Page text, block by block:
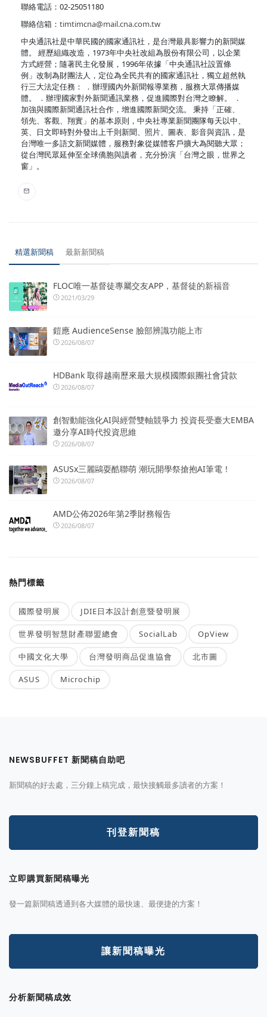
聯絡電話：02-25051180
聯絡信箱： timtimcna@mail.cna.com.tw
中央通訊社是中華民國的國家通訊社，是台灣最具影響力的新聞媒
體。 經歷組織改造，1973年中央社改組為股份有限公司，以企業
方式經營；隨著民主化發展，1996年依據「中央通訊社設置條
例」改制為財團法人，定位為全民共有的國家通訊社，獨立超然執
行三大法定任務： ．辦理國內外新聞報導業務，服務大眾傳播媒
體。 ．辦理國家對外新聞通訊業務，促進國際對台灣之瞭解。 ．
加強與國際新聞通訊社合作，增進國際新聞交流。 秉持「正確、
領先、客觀、翔實」的基本原則，中央社專業新聞團隊每天以中、
英、日文即時對外發出上千則新聞、照片、圖表、影音與資訊，是
台灣唯一多語文新聞媒體，服務對象從媒體客戶擴大為閱聽大眾；
從台灣民眾延伸至全球僑胞與讀者，充分扮演「台灣之眼，世界之
窗」。
精選新聞稿 最新新聞稿
FLOC唯一基督徒專屬交友APP，基督徒的新福音
2021/03/29
鎧應 AudienceSense 臉部辨識功能上市
2026/08/07
HDBank 取得越南歷來最大規模國際銀團社會貸款
2026/08/07
創智動能強化AI與經營雙軸競爭力 投資長受臺大EMBA
邀分享AI時代投資思維
2026/08/07
ASUSx三麗鷗耍酷聯萌 潮玩開學祭搶抱AI筆電！
2026/08/07
AMD公佈2026年第2季財務報告
2026/08/07
熱門標籤
國際發明展 JDIE日本設計創意暨發明展
世界發明智慧財產聯盟總會 SocialLab OpView
中國文化大學 台灣發明商品促進協會 北市圖
ASUS Microchip
NEWSBUFFET 新聞稿自助吧
新聞稿的好去處，三分鐘上稿完成，最快接觸最多讀者的方案！
刊登新聞稿
立即購買新聞稿曝光
發一篇新聞稿透通到各大媒體的最快速、最便捷的方案！
讓新聞稿曝光
分析新聞稿成效